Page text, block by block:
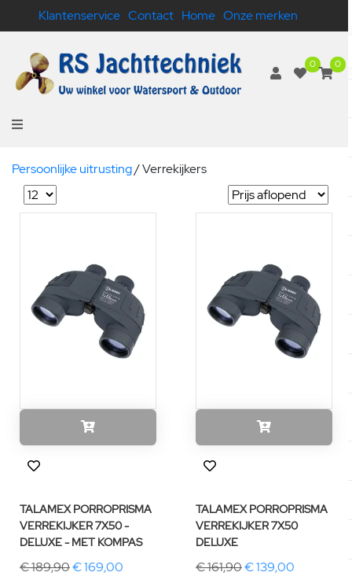
Klantenservice Contact Home Onze merken
0 0
Persoonlijke uitrusting/Verrekijkers
TALAMEX PORROPRISMA
VERREKIJKER 7X50 -
DELUXE - MET KOMPAS
€ 189,90€ 169,00
TALAMEX PORROPRISMA
VERREKIJKER 7X50
DELUXE
€ 161,90€ 139,00